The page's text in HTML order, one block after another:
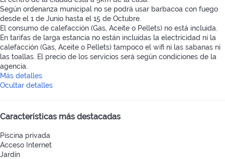
Según ordenanza municipal no se podrá usar barbacoa con fuego
desde el 1 de Junio hasta el 15 de Octubre.
El consumo de calefacción (Gas, Aceite o Pellets) no está incluida.
En tarifas de larga estancia no están incluidas la electricidad ni la
calefacción (Gas, Aceite o Pellets) tampoco el wifi ni las sabanas ni
las toallas. El precio de los servicios será según condiciones de la
agencia.
Más detalles
Ocultar detalles
Características más destacadas
Piscina privada
Acceso Internet
Jardín